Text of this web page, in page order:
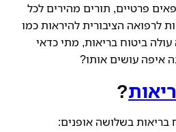
פרטיים, תורים מהירים לכל
לרפואה הציבורית להיראות כמו
עולה ביטוח בריאות, מתי כדאי
איפה עושים אותו?
?
בריאות בשלושה אופנים: